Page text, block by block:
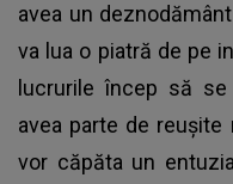
avea un
va lua o piatră de pe
lucrurile încep să se
avea parte de reușite
vor căpăta un